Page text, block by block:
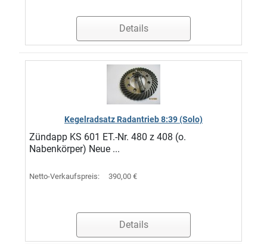
Details
Kegelradsatz Radantrieb 8:39 (Solo)
Zündapp KS 601 ET.-Nr. 480 z 408 (o.
Nabenkörper) Neue ...
Netto-Verkaufspreis: 390,00 €
Details